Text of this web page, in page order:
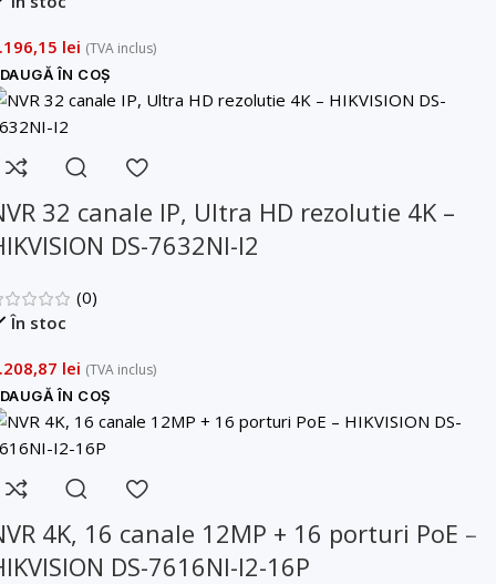
lei (TVA inclus)
ÎN COȘ
32 canale IP, Ultra HD rezolutie 4K –
DS-7632NI-I2
(0)
În stoc
lei (TVA inclus)
ÎN COȘ
4K, 16 canale 12MP + 16 porturi PoE –
DS-7616NI-I2-16P